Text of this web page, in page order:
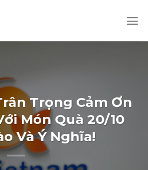
Trọng Cảm Ơn
Món Quà 20/10
Và Ý Nghĩa!